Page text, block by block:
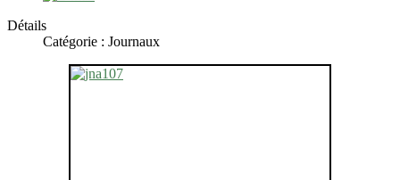
Détails
Catégorie : Journaux